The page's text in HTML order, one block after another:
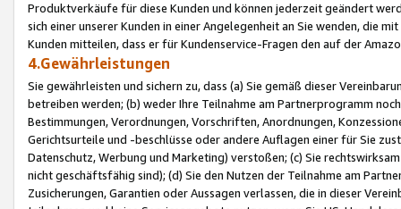
Produktverkäufe für diese Kunden und können jederzeit geändert
sich einer unserer Kunden in einer Angelegenheit an Sie wenden, die
Kunden mitteilen, dass er für Kundenservice-Fragen den auf der
4.Gewährleistungen
Sie gewährleisten und sichern zu, dass (a) Sie gemäß dieser
betreiben werden; (b) weder Ihre Teilnahme am Partnerprogramm
Bestimmungen, Verordnungen, Vorschriften, Anordnungen,
Gerichtsurteile und -beschlüsse oder andere Auflagen einer für Sie
Datenschutz, Werbung und Marketing) verstoßen; (c) Sie
nicht geschäftsfähig sind); (d) Sie den Nutzen der Teilnahme am
Zusicherungen, Garantien oder Aussagen verlassen, die in dieser